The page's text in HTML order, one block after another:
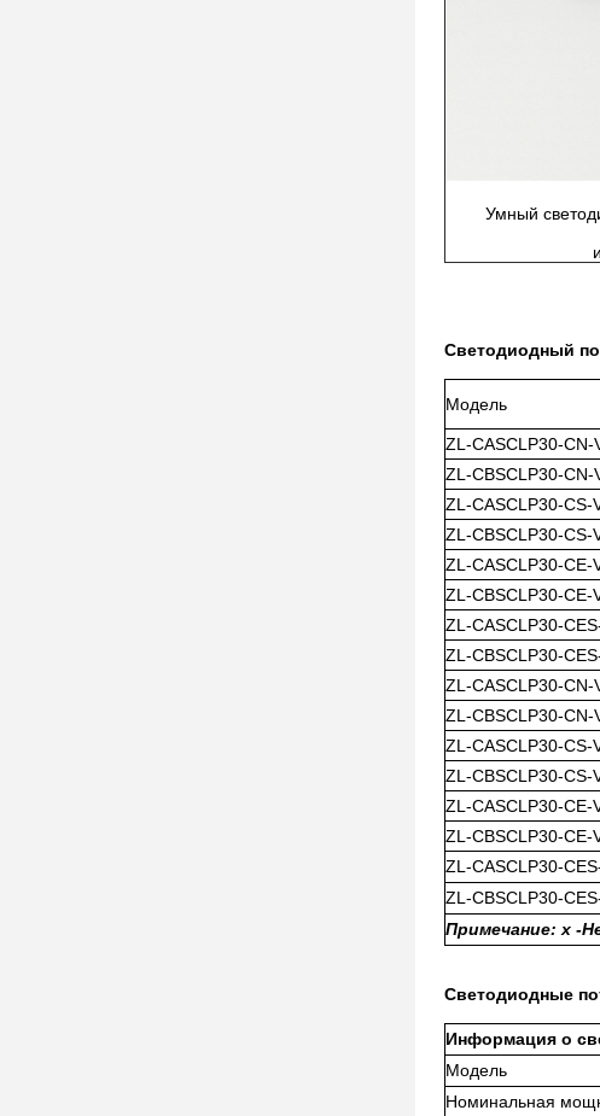
Умный
Светодиодный
Модель
ZL-CASCLP30-CN-
ZL-CBSCLP30-CN-
ZL-CASCLP30-CS-
ZL-CBSCLP30-CS-
ZL-CASCLP30-CE-
ZL-CBSCLP30-CE-
ZL-CASCLP30-
ZL-CBSCLP30-
ZL-CASCLP30-CN-
ZL-CBSCLP30-CN-
ZL-CASCLP30-CS-
ZL-CBSCLP30-CS-
ZL-CASCLP30-CE-
ZL-CBSCLP30-CE-
ZL-CASCLP30-
ZL-CBSCLP30-
Примечание: x -
Светодиодные
Информация о
Модель
Номинальная